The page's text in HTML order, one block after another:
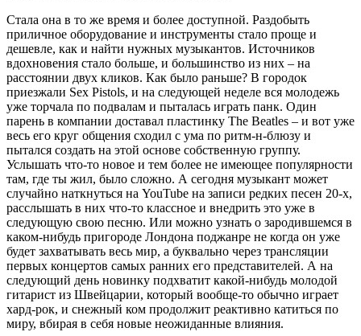
Стала она в то же время и более доступной. Раздобыть
приличное оборудование и инструменты стало проще и
дешевле, как и найти нужных музыкантов. Источников
вдохновения стало больше, и большинство из них – на
расстоянии двух кликов. Как было раньше? В городок
приезжали Sex Pistols, и на следующей неделе вся молодежь
уже торчала по подвалам и пыталась играть панк. Один
парень в компании доставал пластинку The Beatles – и вот уже
весь его круг общения сходил с ума по ритм-н-блюзу и
пытался создать на этой основе собственную группу.
Услышать что-то новое и тем более не имеющее популярности
там, где ты жил, было сложно. А сегодня музыкант может
случайно наткнуться на YouTube на записи редких песен 20-х,
расслышать в них что-то классное и внедрить это уже в
следующую свою песню. Или можно узнать о зародившемся в
каком-нибудь пригороде Лондона поджанре не когда он уже
будет захватывать весь мир, а буквально через трансляции
первых концертов самых ранних его представителей. А на
следующий день новинку подхватит какой-нибудь молодой
гитарист из Швейцарии, который вообще-то обычно играет
хард-рок, и снежный ком продолжит реактивно катиться по
миру, вбирая в себя новые неожиданные влияния.